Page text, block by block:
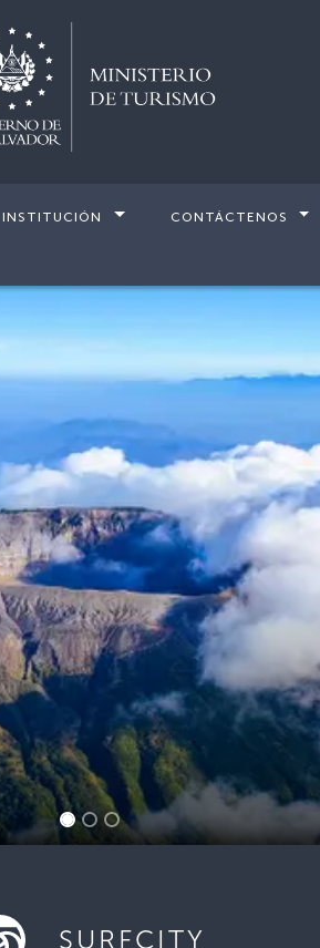
INSTITUCIÓN CONTÁCTENOS
SURFCITY